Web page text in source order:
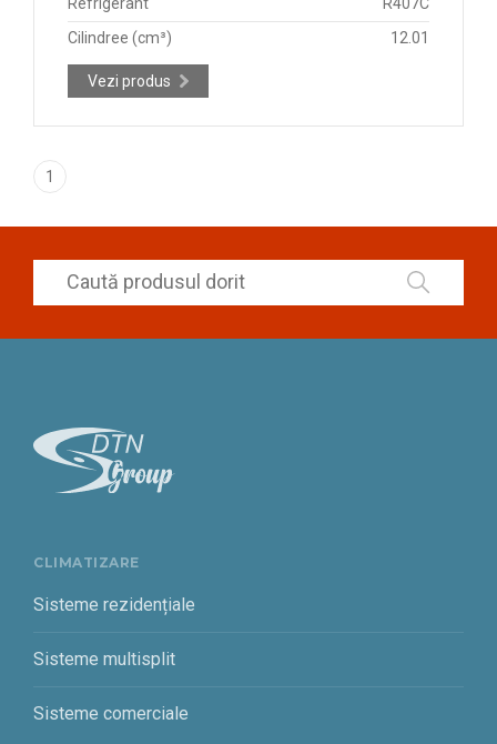
Cilindree (cm³)
12.01
Vezi produs
1
CLIMATIZARE
Sisteme rezidențiale
Sisteme multisplit
Sisteme comerciale